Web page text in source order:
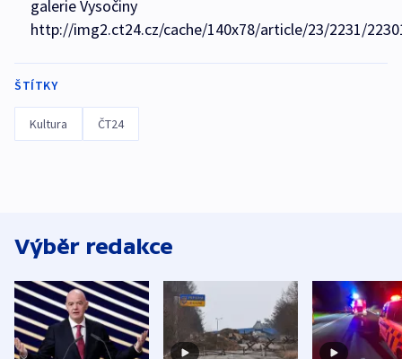
galerie Vysočiny
http://img2.ct24.cz/cache/140x78/article/23/2231/
ŠTÍTKY
Kultura ČT24
Výběr redakce